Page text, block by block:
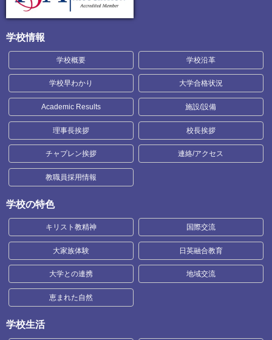
学校情報
学校概要 学校沿革
学校早わかり 大学合格状況
Academic Results 施設/設備
理事長挨拶 校長挨拶
チャプレン挨拶 連絡/アクセス
教職員採用情報
学校の特色
キリスト教精神 国際交流
大家族体験 日英融合教育
大学との連携 地域交流
恵まれた自然
学校生活